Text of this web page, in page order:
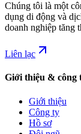
Chúng tôi là một
dụng di động và
doanh nghiệp tăng
Liên lạc
Giới thiệu & công
Giới thiệu
Công ty
Hồ sơ